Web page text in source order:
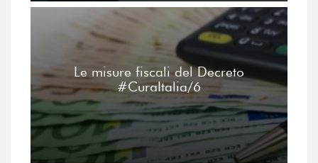
Le misure fiscali del Decreto
#CuraItalia/6